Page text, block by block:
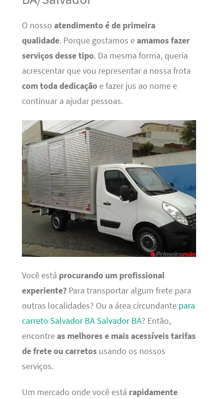
O nosso atendimento é de primeira
qualidade. Porque gostamos eamamos fazer
serviços desse tipo. Da mesma forma, queria
acrescentar que vou representar a nossa frota
com toda dedicaçãoe fazer jus ao nome e
continuar a ajudar pessoas.
Você está procurando um profissional
experiente?Para transportar algum frete para
outras localidades? Ou a área circundante para
carreto Salvador BA Salvador BA? Então,
encontreas melhores e mais acessíveis tarifas
de frete ou carretosusando os nossos
serviços.
Um mercado onde você está rapidamente